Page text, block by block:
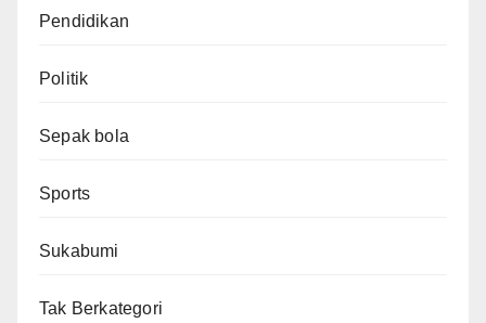
Pendidikan
Politik
Sepak bola
Sports
Sukabumi
Tak Berkategori